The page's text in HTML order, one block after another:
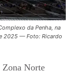
da Penha, na
2025 — Foto: Ricardo
Zona Norte